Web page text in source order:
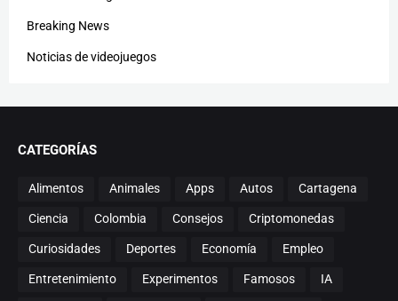
Breaking News
Noticias de videojuegos
CATEGORÍAS
Alimentos Animales Apps Autos Cartagena
Ciencia Colombia Consejos Criptomonedas
Curiosidades Deportes Economía Empleo
Entretenimiento Experimentos Famosos IA